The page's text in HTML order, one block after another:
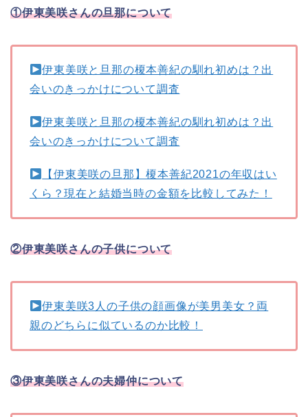
①伊東美咲さんの旦那について
伊東美咲と旦那の榎本善紀の馴れ初めは？出
会いのきっかけについて調査
伊東美咲と旦那の榎本善紀の馴れ初めは？出
会いのきっかけについて調査
【伊東美咲の旦那】榎本善紀2021の年収はい
くら？現在と結婚当時の金額を比較してみた！
②伊東美咲さんの子供について
伊東美咲3人の子供の顔画像が美男美女？両
親のどちらに似ているのか比較！
③伊東美咲さんの夫婦仲について